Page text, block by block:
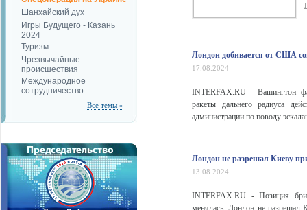
Шанхайский дух
Игры Будущего - Казань
2024
Туризм
Чрезвычайные
происшествия
Международное
сотрудничество
Все темы »
Лондон добивается от США
17.08.2024
INTERFAX.RU - Вашингтон
ракеты дальнего радиуса
администрации по поводу
Лондон не разрешал Киеву
13.08.2024
INTERFAX.RU - Позиция
менялась, Лондон не разрешал